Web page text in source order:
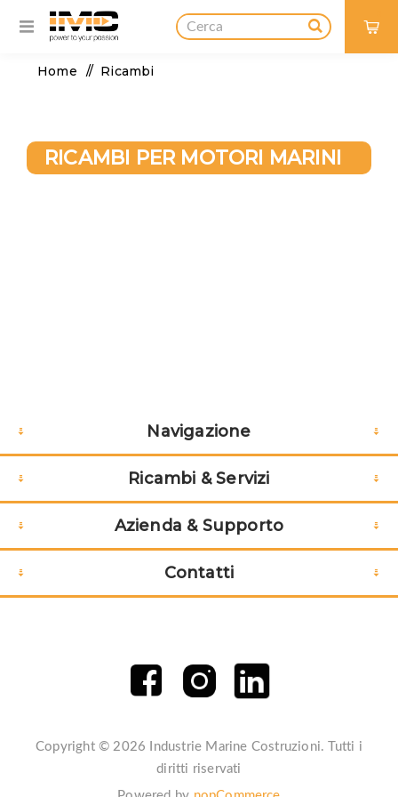
Home / Ricambi
RICAMBI PER MOTORI MARINI
Navigazione
Ricambi & Servizi
Azienda & Supporto
Contatti
Copyright © 2026 Industrie Marine Costruzioni. Tutti i
diritti riservati